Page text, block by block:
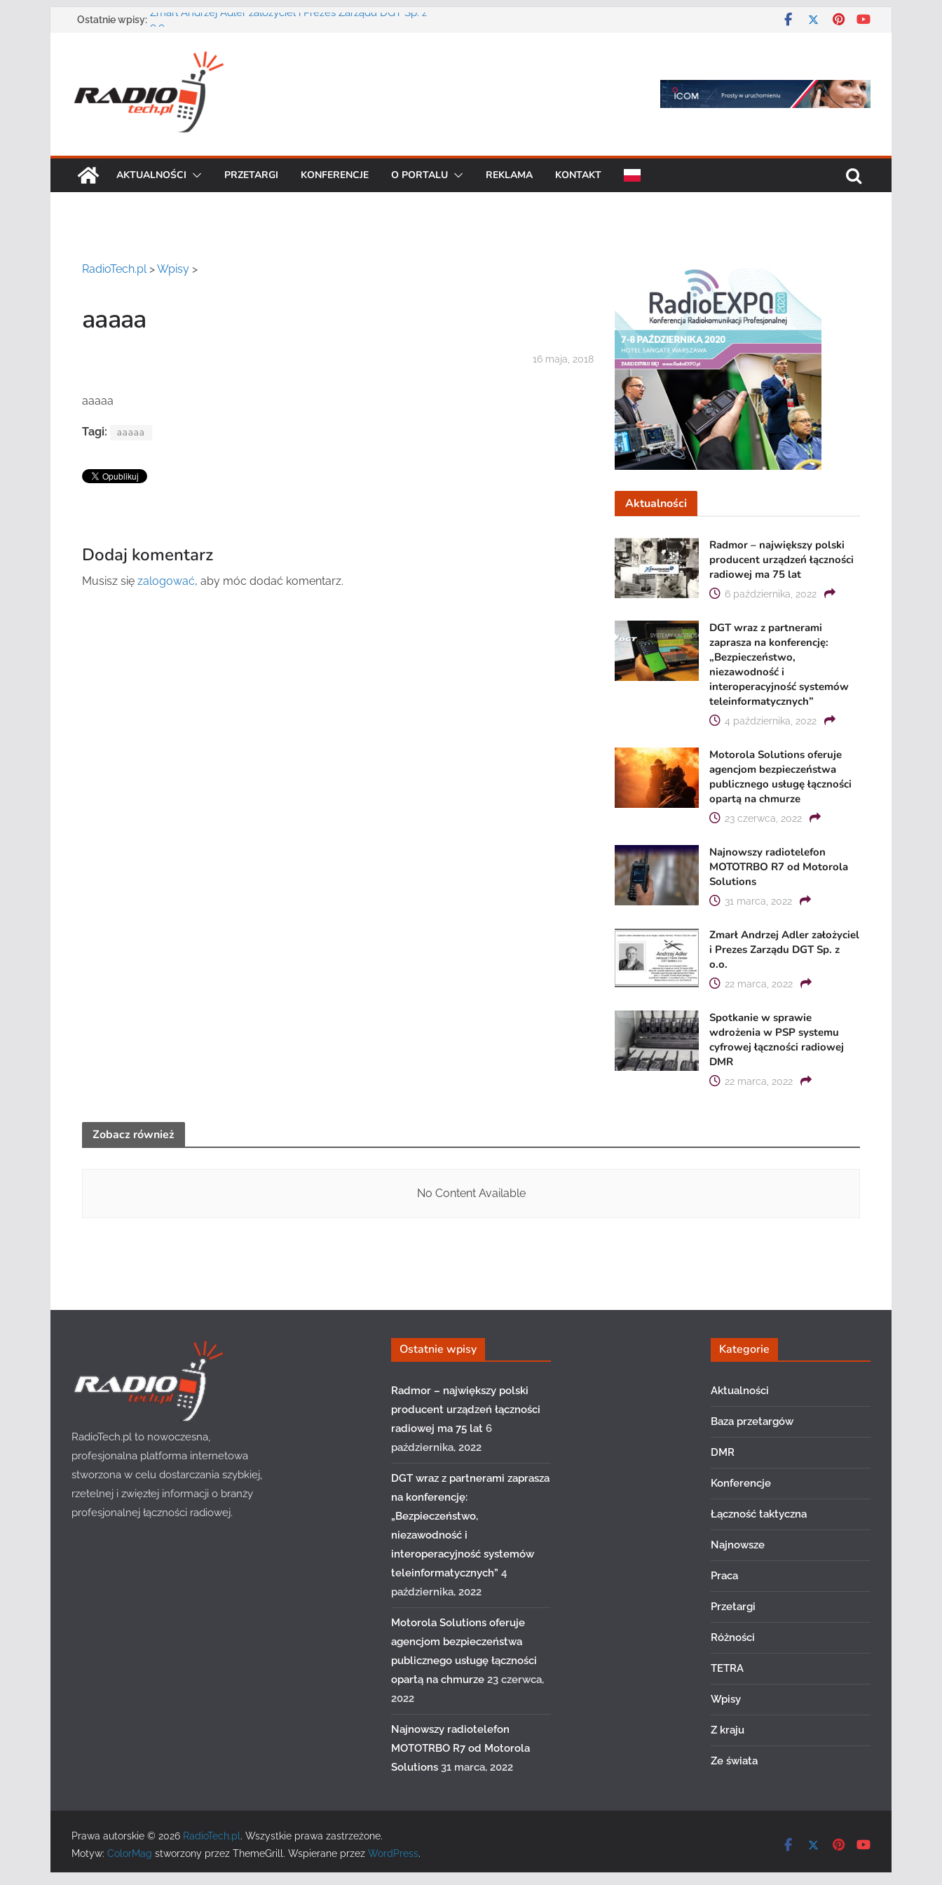
PrzejdźOstatnie wpisy: Zmarł Andrzej Adler założyciel i Prezes Zarządu DGT Sp. z
radiowej ma 75 lat
DGT wraz z partnerami zaprasza na konferencję:
„Bezpieczeństwo, niezawodność i interoperacyjność
systemów teleinformatycznych”
Motorola Solutions oferuje agencjom bezpieczeństwa
publicznego usługę łączności opartą na chmurze
Solutions
AKTUALNOŚCI PRZETARGI KONFERENCJE O PORTALU REKLAMA KONTAKT
RadioTech.pl>Wpisy >
aaaaa
16 maja, 2018
aaaaa
Tagi: aaaaa
Dodaj komentarz
Musisz się zalogować, aby móc dodać komentarz.
Aktualności
Radmor – największy polski
producent urządzeń łączności
radiowej ma 75 lat
6 października, 2022
DGT wraz z partnerami
zaprasza na konferencję:
„Bezpieczeństwo,
niezawodność i
interoperacyjność systemów
teleinformatycznych”
4 października, 2022
Motorola Solutions oferuje
agencjom bezpieczeństwa
publicznego usługę łączności
opartą na chmurze
23 czerwca, 2022
Najnowszy radiotelefon
MOTOTRBO R7 od Motorola
Solutions
31 marca, 2022
Zmarł Andrzej Adler założyciel
i Prezes Zarządu DGT Sp. z
o.o.
22 marca, 2022
Spotkanie w sprawie
wdrożenia w PSP systemu
cyfrowej łączności radiowej
DMR
22 marca, 2022
Zobacz również
No Content Available
RadioTech.pl to nowoczesna,
profesjonalna platforma internetowa
stworzona w celu dostarczania szybkiej,
rzetelnej i zwięzłej informacji o branży
profesjonalnej łączności radiowej.
Ostatnie wpisy
Radmor – największy polski
producent urządzeń łączności
radiowej ma 75 lat 6
października, 2022
DGT wraz z partnerami zaprasza
na konferencję:
„Bezpieczeństwo,
niezawodność i
interoperacyjność systemów
teleinformatycznych” 4
października, 2022
Motorola Solutions oferuje
agencjom bezpieczeństwa
publicznego usługę łączności
opartą na chmurze 23 czerwca,
2022
Najnowszy radiotelefon
MOTOTRBO R7 od Motorola
Solutions 31 marca, 2022
Kategorie
Aktualności
Baza przetargów
DMR
Konferencje
Łączność taktyczna
Najnowsze
Praca
Przetargi
Różności
TETRA
Wpisy
Z kraju
Ze świata
Prawa autorskie © 2026 RadioTech.pl . Wszystkie prawa zastrzeżone.
Motyw: ColorMag stworzony przez ThemeGrill. Wspierane przez WordPress.